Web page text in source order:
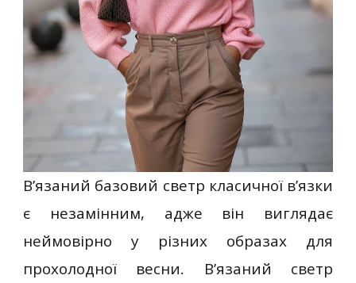
В’язаний базовий светр класичної в’язки
є незамінним, адже він виглядає
неймовірно у різних образах для
прохолодної весни. В’язаний светр